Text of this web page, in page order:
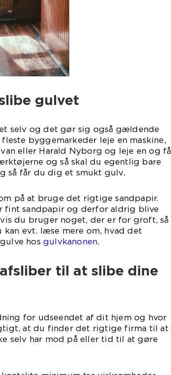
gulvet
selv og det gør sig også gældende
byggemarkeder leje en maskine,
eller Harald Nyborg og leje en og få
og så skal du egentlig bare
får du dig et smukt gulv.
på at bruge det rigtige sandpapir.
fint sandpapir og derfor aldrig blive
du bruger noget, der er for groft, så
evt. læse mere om, hvad det
hosgulvkanonen.
til at slibe dine
for udseendet af dit hjem og hvor
at du finder det rigtige firma til at
selv har mod på eller tid til at gøre